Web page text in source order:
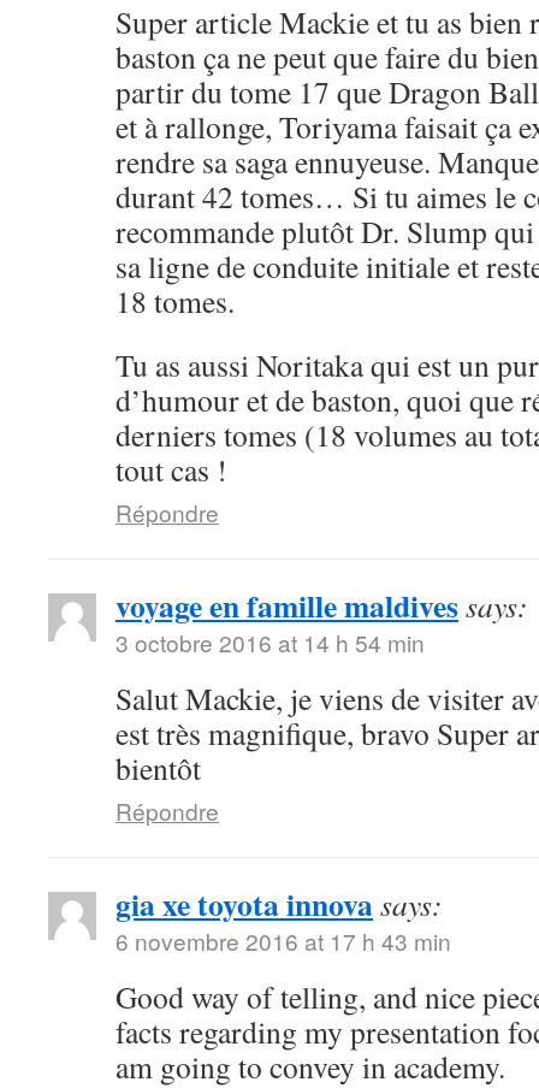
Super article Mackie et tu as bien
baston ça ne peut que faire du
partir du tome 17 que Dragon
et à rallonge, Toriyama faisait ça
rendre sa saga ennuyeuse.
durant 42 tomes… Si tu aimes le
recommande plutôt Dr. Slump qui
sa ligne de conduite initiale et
18 tomes.
Tu as aussi Noritaka qui est un
d’humour et de baston, quoi que
derniers tomes (18 volumes au
tout cas !
Répondre
voyage en famille maldivessays:
3 octobre 2016 at 14 h 54 min
Salut Mackie, je viens de visiter
est très magnifique, bravo Super
bientôt
Répondre
gia xe toyota innovasays:
6 novembre 2016 at 17 h 43 min
Good way of telling, and nice
facts regarding my presentation
am going to convey in academy.